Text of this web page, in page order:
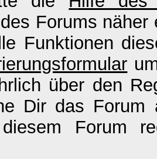
Forums
Funktionen
über den
Dir das
Forum